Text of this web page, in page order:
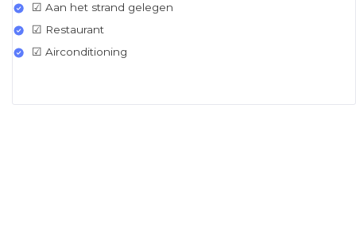
☑ Aan het strand gelegen
☑ Restaurant
☑ Airconditioning